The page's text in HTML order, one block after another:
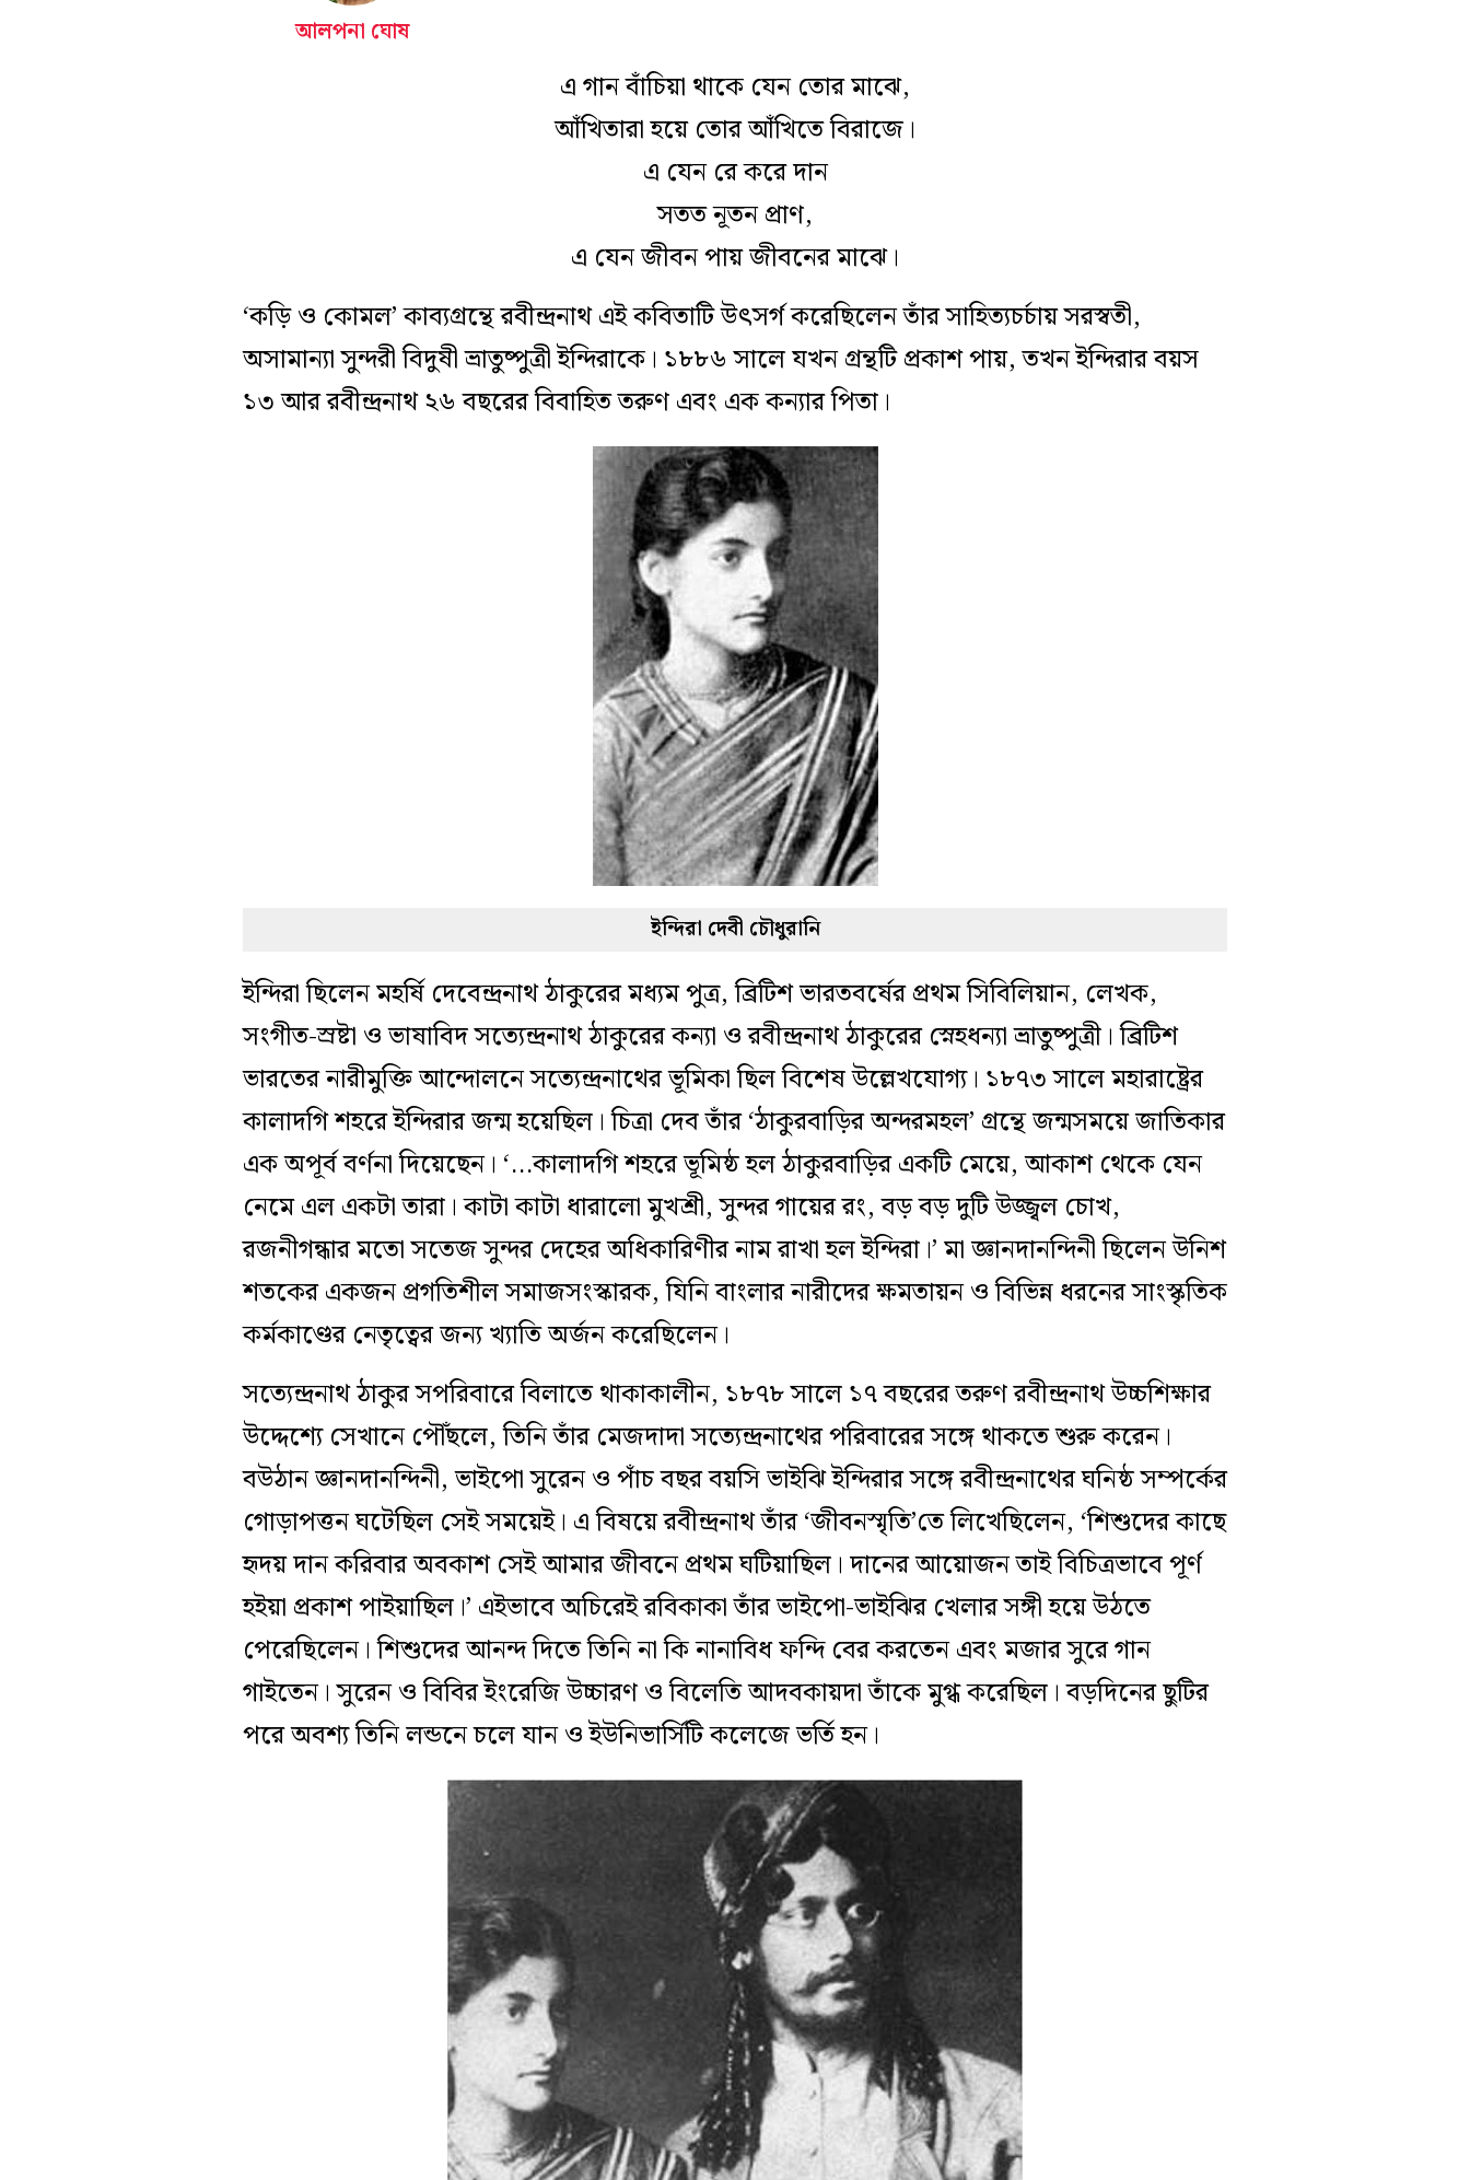
আলপনা ঘোষ
এ গান বাঁচিয়া থাকে যেন তোর মাঝে,
আঁখিতারা হয়ে তোর আঁখিতে বিরাজে।
এ যেন রে করে দান
সতত নূতন প্রাণ,
এ যেন জীবন পায় জীবনের মাঝে।
‘কড়ি ও কোমল’ কাব্যগ্রন্থে রবীন্দ্রনাথ এই কবিতাটি উৎসর্গ করেছিলেন তাঁর সাহিত্যচর্চায় সরস্বতী,
অসামান্যা সুন্দরী বিদুষী ভ্রাতুষ্পুত্রী ইন্দিরাকে। ১৮৮৬ সালে যখন গ্রন্থটি প্রকাশ পায়, তখন ইন্দিরার বয়স
১৩ আর রবীন্দ্রনাথ ২৬ বছরের বিবাহিত তরুণ এবং এক কন্যার পিতা।
ইন্দিরা দেবী চৌধুরানি
ইন্দিরা ছিলেন মহর্ষি দেবেন্দ্রনাথ ঠাকুরের মধ্যম পুত্র, ব্রিটিশ ভারতবর্ষের প্রথম সিবিলিয়ান, লেখক,
সংগীত-স্রষ্টা ও ভাষাবিদ সত্যেন্দ্রনাথ ঠাকুরের কন্যা ও রবীন্দ্রনাথ ঠাকুরের স্নেহধন্যা ভ্রাতুষ্পুত্রী। ব্রিটিশ
ভারতের নারীমুক্তি আন্দোলনে সত্যেন্দ্রনাথের ভূমিকা ছিল বিশেষ উল্লেখযোগ্য। ১৮৭৩ সালে মহারাষ্ট্রের
কালাদগি শহরে ইন্দিরার জন্ম হয়েছিল। চিত্রা দেব তাঁর ‘ঠাকুরবাড়ির অন্দরমহল’ গ্রন্থে জন্মসময়ে জাতিকার
এক অপূর্ব বর্ণনা দিয়েছেন। ‘…কালাদগি শহরে ভূমিষ্ঠ হল ঠাকুরবাড়ির একটি মেয়ে, আকাশ থেকে যেন
নেমে এল একটা তারা। কাটা কাটা ধারালো মুখশ্রী, সুন্দর গায়ের রং, বড় বড় দুটি উজ্জ্বল চোখ,
রজনীগন্ধার মতো সতেজ সুন্দর দেহের অধিকারিণীর নাম রাখা হল ইন্দিরা।’ মা জ্ঞানদানন্দিনী ছিলেন উনিশ
শতকের একজন প্রগতিশীল সমাজসংস্কারক, যিনি বাংলার নারীদের ক্ষমতায়ন ও বিভিন্ন ধরনের সাংস্কৃতিক
কর্মকাণ্ডের নেতৃত্বের জন্য খ্যাতি অর্জন করেছিলেন।
সত্যেন্দ্রনাথ ঠাকুর সপরিবারে বিলাতে থাকাকালীন, ১৮৭৮ সালে ১৭ বছরের তরুণ রবীন্দ্রনাথ উচ্চশিক্ষার
উদ্দেশ্যে সেখানে পৌঁছলে, তিনি তাঁর মেজদাদা সত্যেন্দ্রনাথের পরিবারের সঙ্গে থাকতে শুরু করেন।
বউঠান জ্ঞানদানন্দিনী, ভাইপো সুরেন ও পাঁচ বছর বয়সি ভাইঝি ইন্দিরার সঙ্গে রবীন্দ্রনাথের ঘনিষ্ঠ সম্পর্কের
গোড়াপত্তন ঘটেছিল সেই সময়েই। এ বিষয়ে রবীন্দ্রনাথ তাঁর ‘জীবনস্মৃতি’তে লিখেছিলেন, ‘শিশুদের কাছে
হৃদয় দান করিবার অবকাশ সেই আমার জীবনে প্রথম ঘটিয়াছিল। দানের আয়োজন তাই বিচিত্রভাবে পূর্ণ
হইয়া প্রকাশ পাইয়াছিল।’ এইভাবে অচিরেই রবিকাকা তাঁর ভাইপো-ভাইঝির খেলার সঙ্গী হয়ে উঠতে
পেরেছিলেন। শিশুদের আনন্দ দিতে তিনি না কি নানাবিধ ফন্দি বের করতেন এবং মজার সুরে গান
গাইতেন। সুরেন ও বিবির ইংরেজি উচ্চারণ ও বিলেতি আদবকায়দা তাঁকে মুগ্ধ করেছিল। বড়দিনের ছুটির
পরে অবশ্য তিনি লন্ডনে চলে যান ও ইউনিভার্সিটি কলেজে ভর্তি হন।